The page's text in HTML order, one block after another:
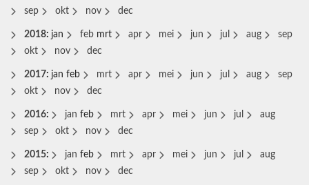
sep
okt nov dec
2018: jan feb mrt apr mei jun jul aug
sep
okt
nov dec
2017: jan feb mrt apr mei jun jul aug
sep
okt
nov dec
2016: jan feb mrt apr mei jun jul
aug
sep
okt nov dec
2015: jan feb mrt apr mei jun jul
aug
sep
okt nov dec